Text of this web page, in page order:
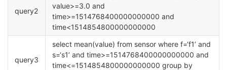
query2
value>=3.0 and
time>=1514768400000000000 and
time<1514854800000000000
query3
select mean(value) from sensor where f=‘f1’ and
s=‘s1’ and time>=1514768400000000000 and
time<=1514854800000000000 group by